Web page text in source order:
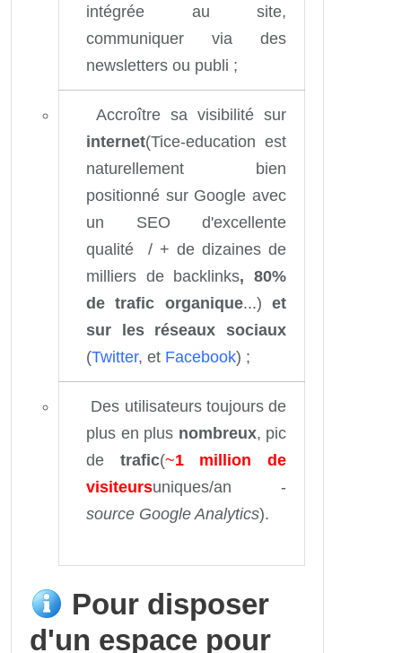
intégrée au site,
communiquer via des
newsletters ou publi ;
Accroître sa visibilité sur
internet(Tice-education est
naturellement bien
positionné sur Google avec
un SEO d'excellente
qualité / + de dizaines de
milliers de backlinks, 80%
de trafic organique...) et
sur les réseaux sociaux
(Twitter, et Facebook) ;
Des utilisateurs toujours de
plus en plus nombreux, pic
de trafic(~1 million de
visiteursuniques/an -
source Google Analytics).
Pour disposer
d'un espace pour